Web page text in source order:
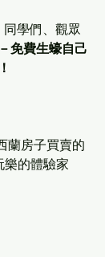
學們、觀眾
免費生蠔自己
蘭房子買賣的
的體驗家